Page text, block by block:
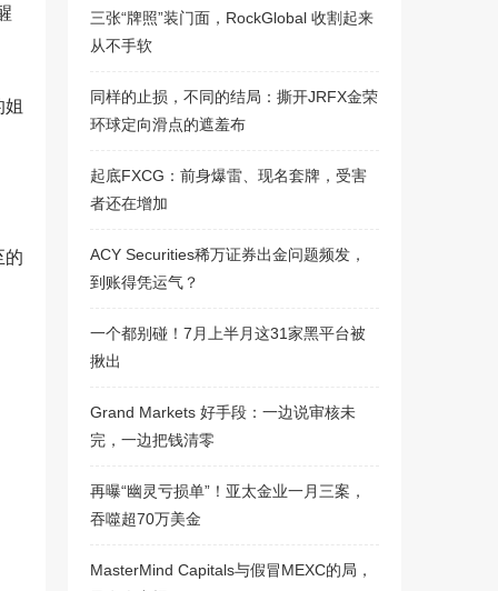
姐
的
三张“牌照”装门面，RockGlobal 收割起来
从不手软
同样的止损，不同的结局：撕开JRFX金荣
环球定向滑点的遮羞布
起底FXCG：前身爆雷、现名套牌，受害
者还在增加
ACY Securities稀万证券出金问题频发，
到账得凭运气？
一个都别碰！7月上半月这31家黑平台被
揪出
Grand Markets 好手段：一边说审核未
完，一边把钱清零
再曝“幽灵亏损单”！亚太金业一月三案，
吞噬超70万美金
MasterMind Capitals与假冒MEXC的局，